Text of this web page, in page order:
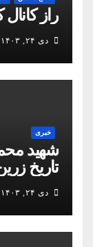
راز
دی ۲۴, ۱۴۰۳
خبری
شهید
تاریخ
دی ۲۴, ۱۴۰۳